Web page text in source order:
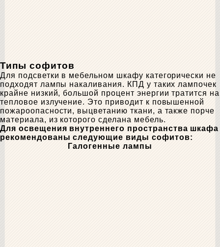
Типы софитов
Для подсветки в мебельном шкафу категорически не
подходят лампы накаливания. КПД у таких лампочек
крайне низкий, большой процент энергии тратится на
тепловое излучение. Это приводит к повышенной
пожароопасности, выцветанию ткани, а также порче
материала, из которого сделана мебель.
Для освещения внутреннего пространства шкафа
рекомендованы следующие виды софитов:
Галогенные лампы